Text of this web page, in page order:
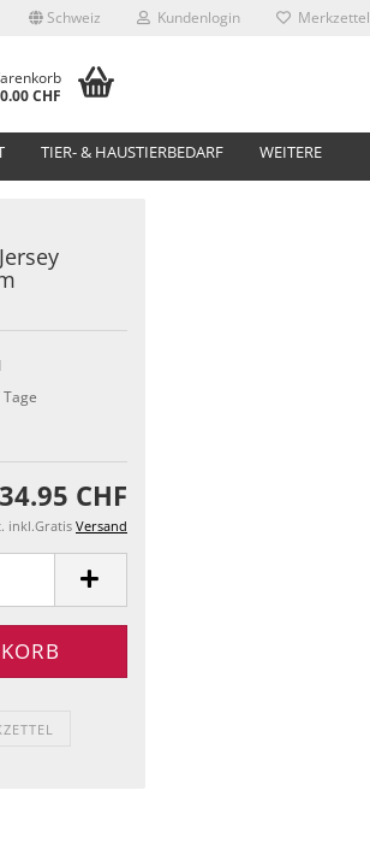
Schweiz Kundenlogin Merkzettel
0.00 CHF
TIER- & HAUSTIERBEDARF WEITERE
34.95 CHF
inkl.Gratis Versand